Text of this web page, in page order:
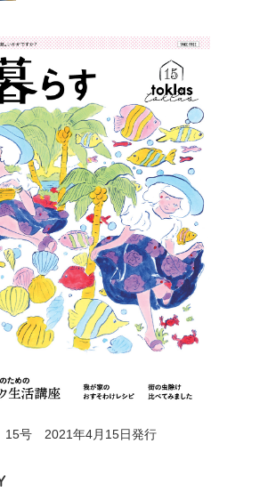
号 2021年4月15日発行